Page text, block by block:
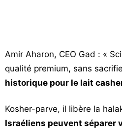
Amir Aharon, CEO Gad : «
qualité premium, sans
historique pour le lait
Kosher-parve, il libère la
Israéliens peuvent séparer